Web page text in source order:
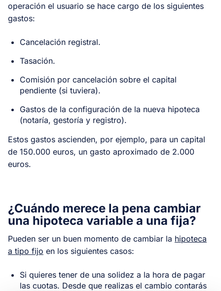
operación el usuario se hace cargo de los siguientes
gastos:
Cancelación registral.
Tasación.
Comisión por cancelación sobre el capital
pendiente (si tuviera).
Gastos de la configuración de la nueva hipoteca
(notaría, gestoría y registro).
Estos gastos ascienden, por ejemplo, para un capital
de 150.000 euros, un gasto aproximado de 2.000
euros.
¿Cuándo merece la pena cambiar
una hipoteca variable a una fija?
Pueden ser un buen momento de cambiar la hipoteca
a tipo fijo en los siguientes casos:
Si quieres tener de una solidez a la hora de pagar
las cuotas. Desde que realizas el cambio contarás